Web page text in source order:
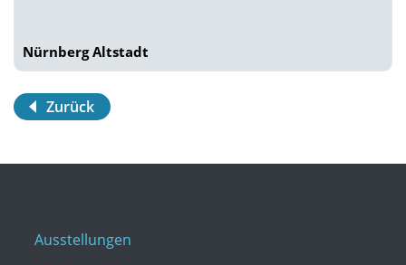
Nürnberg Altstadt
Zurück
Ausstellungen